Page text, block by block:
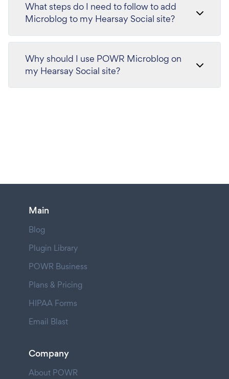
What steps do I need to follow to add
Microblog to my Hearsay Social site?
Why should I use POWR Microblog on
my Hearsay Social site?
Main
Blog
Plugin Library
POWR Business
Plans & Pricing
HIPAA Forms
Email Blast
Company
About POWR